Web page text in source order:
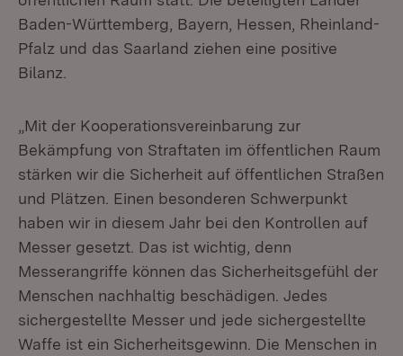
Baden-Württemberg, Bayern, Hessen, Rheinland-
Pfalz und das Saarland ziehen eine positive
Bilanz.
„Mit der Kooperationsvereinbarung zur
Bekämpfung von Straftaten im öffentlichen Raum
stärken wir die Sicherheit auf öffentlichen Straßen
und Plätzen. Einen besonderen Schwerpunkt
haben wir in diesem Jahr bei den Kontrollen auf
Messer gesetzt. Das ist wichtig, denn
Messerangriffe können das Sicherheitsgefühl der
Menschen nachhaltig beschädigen. Jedes
sichergestellte Messer und jede sichergestellte
Waffe ist ein Sicherheitsgewinn. Die Menschen in